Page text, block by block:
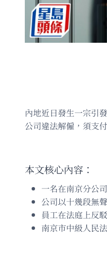
內地近日發生一宗引
公司違法解僱，須支
本文核心內容：
一名在南京分公
公司以十幾段無
員工在法庭上反
南京市中級人民